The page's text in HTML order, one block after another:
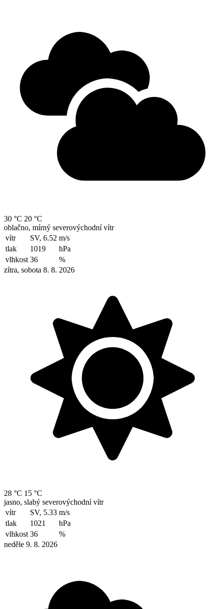
30 °C 20 °C
oblačno, mírný severovýchodní vítr
vítr
SV, 6.52 m/s
tlak
1019
hPa
vlhkost 36
%
zítra, sobota 8. 8. 2026
28 °C 15 °C
jasno, slabý severovýchodní vítr
vítr
SV, 5.33 m/s
tlak
1021
hPa
vlhkost 36
%
neděle 9. 8. 2026